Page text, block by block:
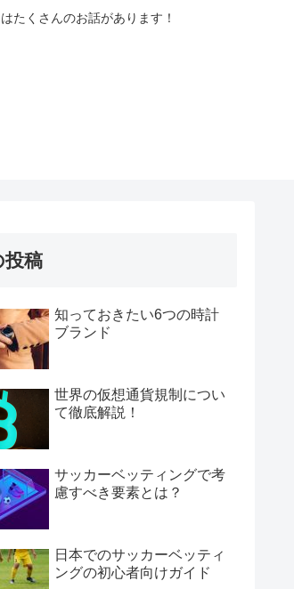
たくさんのお話があります！
投稿
知っておきたい6つの時計
ブランド
世界の仮想通貨規制につい
て徹底解説！
サッカーベッティングで考
慮すべき要素とは？
日本でのサッカーベッティ
ングの初心者向けガイド